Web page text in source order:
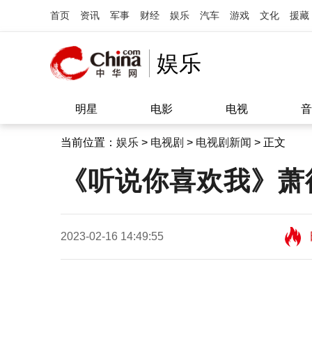
首页 资讯 军事 财经 娱乐 汽车 游戏 文化 援藏
娱乐
明星 电影 电视
当前位置： 娱乐 > 电视剧 > 电视剧新闻 > 正文
《听说你喜欢我》
2023-02-16 14:49:55